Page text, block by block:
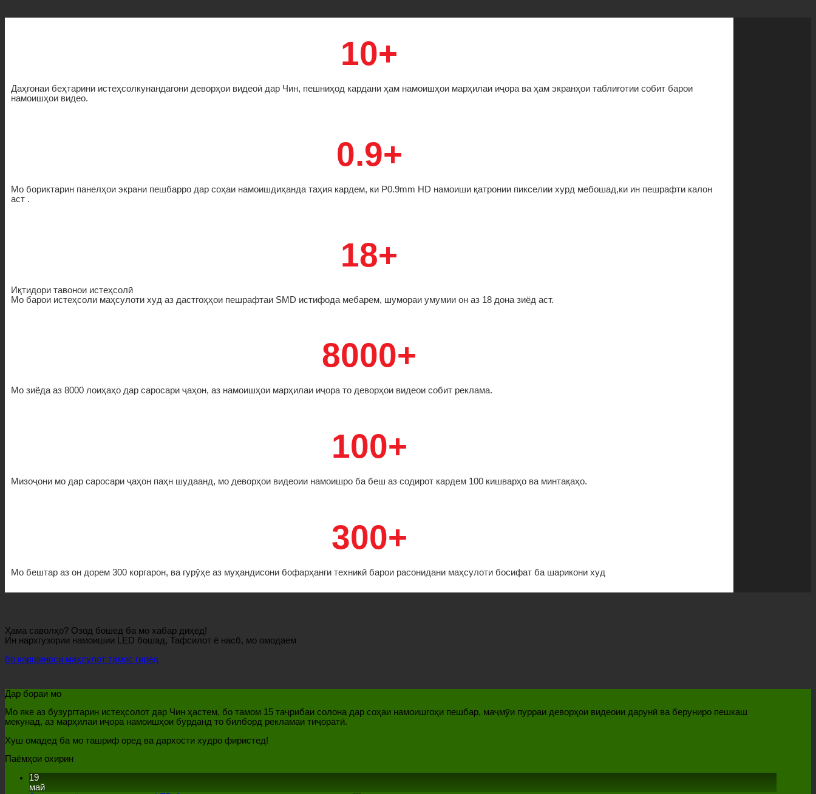
10+
Даҳгонаи беҳтарини истеҳсолкунандагони деворҳои видеоӣ дар Чин, пешниҳод кардани ҳам намоишҳои марҳилаи иҷора ва ҳам экранҳои таблиғотии собит барои
намоишҳои видео.
0.9+
Мо бориктарин панелҳои экрани пешбарро дар соҳаи намоишдиҳанда таҳия кардем, ки P0.9mm HD намоиши қатронии пикселии хурд мебошад,ки ин пешрафти калон
аст .
18+
Иқтидори тавонои истеҳсолӣ
Мо барои истеҳсоли маҳсулоти худ аз дастгоҳҳои пешрафтаи SMD истифода мебарем, шумораи умумии он аз 18 дона зиёд аст.
8000+
Мо зиёда аз 8000 лоиҳаҳо дар саросари ҷаҳон, аз намоишҳои марҳилаи иҷора то деворҳои видеои собит реклама.
100+
Мизоҷони мо дар саросари ҷаҳон паҳн шудаанд, мо деворҳои видеоии намоишро ба беш аз содирот кардем 100 кишварҳо ва минтақаҳо.
300+
Мо бештар аз он дорем 300 коргарон, ва гурӯҳе аз муҳандисони бофарҳанги техникӣ барои расонидани маҳсулоти босифат ба шарикони худ
Ҳама саволҳо? Озод бошед ба мо хабар диҳед!
Ин нархгузории намоишии LED бошад, Тафсилот ё насб, мо омодаем
бо коршиноси маҳсулот тамос гиред
Дар бораи мо
Мо яке аз бузургтарин истеҳсолот дар Чин ҳастем, бо тамом 15 таҷрибаи солона дар соҳаи намоишгоҳи пешбар, маҷмӯи пурраи деворҳои видеоии дарунӣ ва беруниро пешкаш
мекунад, аз марҳилаи иҷора намоишҳои бурданд то билборд рекламаи тиҷоратӣ.
Хуш омадед ба мо ташриф оред ва дархости худро фиристед!
Паёмҳои охирин
19
май